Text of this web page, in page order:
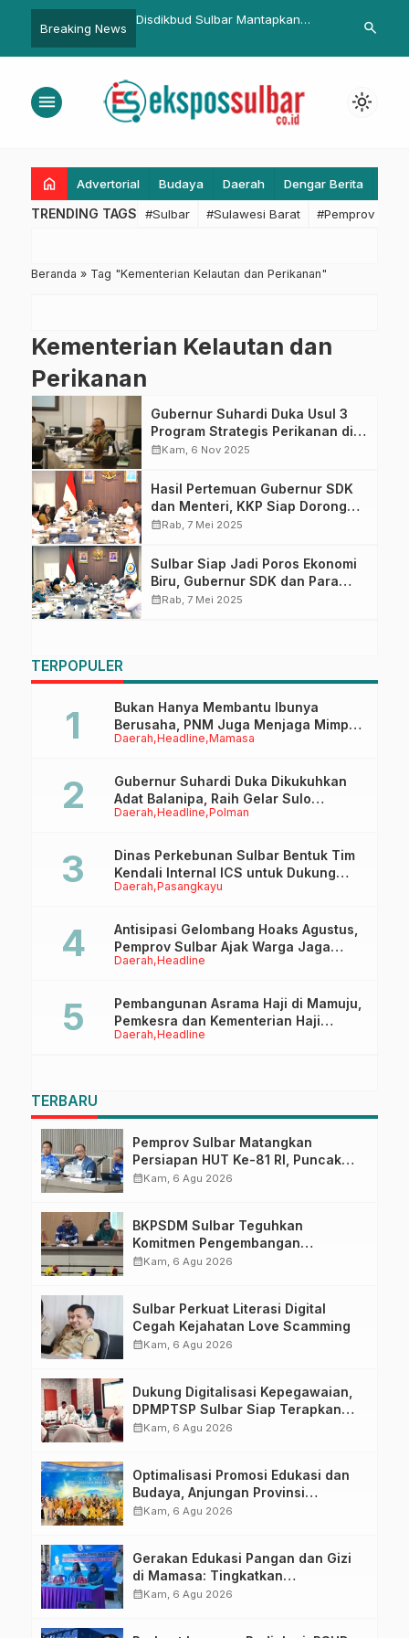
Breaking News
Marwah Ucapkan
Kepada Masyarakat
Disdikbud Sulbar Mantapkan
Tingkatkan Keamanan Kantor
Kampanye
Sulbar
search
menu light_mode
home Advertorial Budaya Daerah Dengar Berita
TRENDING TAGS #Sulbar #Sulawesi Barat #Pemprov
Beranda » Tag "Kementerian Kelautan dan Perikanan"
Kementerian Kelautan dan
Perikanan
Gubernur Suhardi Duka Usul 3
Program Strategis Perikanan di
Jakarta, Ini Rinciannya
calendar_monthKam, 6 Nov 2025
Hasil Pertemuan Gubernur SDK
dan Menteri, KKP Siap Dorong
Investasi Rp200 Miliar untuk
calendar_monthRab, 7 Mei 2025
Sulbar Siap Jadi Poros Ekonomi
Biru, Gubernur SDK dan Para
Bupati Harapkan Dukungan KKP
calendar_monthRab, 7 Mei 2025
TERPOPULER
Daerah Headline Mamasa
Bukan Hanya Membantu Ibunya
Berusaha, PNM Juga Menjaga Mimpi
Anaknya Untuk Menggapai Cita-Cita
Daerah Headline Polman
Gubernur Suhardi Duka Dikukuhkan
Adat Balanipa, Raih Gelar Sulo
Tappidena
Daerah Pasangkayu
Dinas Perkebunan Sulbar Bentuk Tim
Kendali Internal ICS untuk Dukung
Sertifikasi ISPO Pekebun di
Daerah Headline
Antisipasi Gelombang Hoaks Agustus,
Pemprov Sulbar Ajak Warga Jaga
Ruang Digital
Daerah Headline
Pembangunan Asrama Haji di Mamuju,
Pemkesra dan Kementerian Haji
Sulbar Tinjau Lokasi
TERBARU
Pemprov Sulbar Matangkan
Persiapan HUT Ke-81 RI, Puncak
Upacara di Lapangan Ahmad
calendar_monthKam, 6 Agu 2026
BKPSDM Sulbar Teguhkan
Komitmen Pengembangan
Kompetensi ASN melalui
calendar_monthKam, 6 Agu 2026
Sulbar Perkuat Literasi Digital
Cegah Kejahatan Love Scamming
calendar_monthKam, 6 Agu 2026
Dukung Digitalisasi Kepegawaian,
DPMPTSP Sulbar Siap Terapkan
Aplikasi FLEKSI ASN
calendar_monthKam, 6 Agu 2026
Optimalisasi Promosi Edukasi dan
Budaya, Anjungan Provinsi
Sulawesi Barat Perkuat Kolaborasi
calendar_monthKam, 6 Agu 2026
Gerakan Edukasi Pangan dan Gizi
di Mamasa: Tingkatkan
Pengetahuan dan Keterampilan
calendar_monthKam, 6 Agu 2026